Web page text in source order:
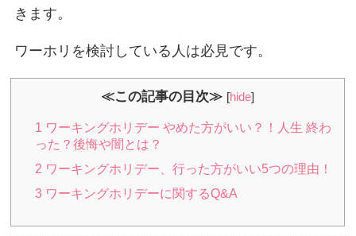
きます。
ワーホリを検討している人は必見です。
≪この記事の目次≫ [hide]
1 ワーキングホリデー やめた方がいい？！人生 終わ
った？後悔や闇とは？
2 ワーキングホリデー、行った方がいい5つの理由！
3 ワーキングホリデーに関するQ&A